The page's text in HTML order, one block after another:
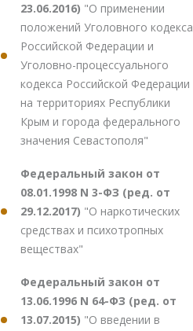
23.06.2016) "О применении
положений Уголовного кодекса
Российской Федерации и
Уголовно-процессуального
кодекса Российской Федерации
на территориях Республики
Крым и города федерального
значения Севастополя"
Федеральный закон от
08.01.1998 N 3-ФЗ (ред. от
29.12.2017) "О наркотических
средствах и психотропных
веществах"
Федеральный закон от
13.06.1996 N 64-ФЗ (ред. от
13.07.2015) "О введении в